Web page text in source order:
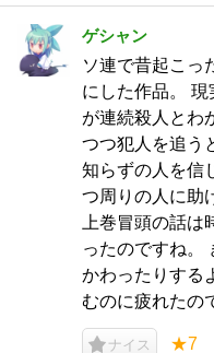
ゲシャン
ソ連で昔起こっ
にした作品。
が連続殺人とわ
つつ犯人を追う
知らずの人を信
つ周りの人に助
上巻冒頭の話
ったのですね。
かわったりする
むのに疲れたの
ナイス ★7